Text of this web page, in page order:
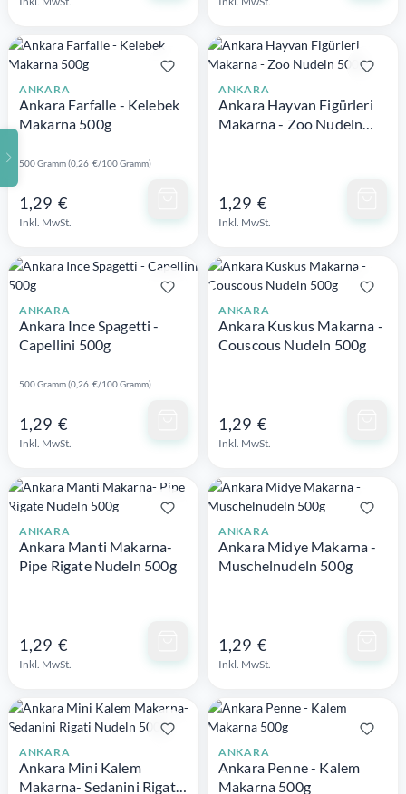
ANKARA
Ankara Farfalle - Kelebek
Makarna 500g
500 Gramm (0,26 €/100 Gramm)
1,29 €
Inkl. MwSt.
ANKARA
Ankara Hayvan Figürleri
Makarna - Zoo Nudeln
1,29 €
Inkl. MwSt.
ANKARA
Ankara Ince Spagetti -
Capellini 500g
500 Gramm (0,26 €/100 Gramm)
1,29 €
Inkl. MwSt.
ANKARA
Ankara Kuskus Makarna -
Couscous Nudeln 500g
1,29 €
Inkl. MwSt.
ANKARA
Ankara Manti Makarna-
Pipe Rigate Nudeln 500g
1,29 €
Inkl. MwSt.
ANKARA
Ankara Midye Makarna -
Muschelnudeln 500g
1,29 €
Inkl. MwSt.
ANKARA
Ankara Mini Kalem
Makarna- Sedanini Rigati
ANKARA
Ankara Penne - Kalem
Makarna 500g